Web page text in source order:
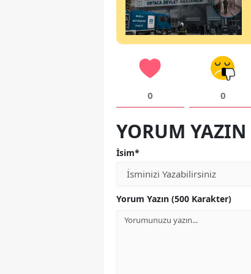
0 0
YORUM YAZIN
İsim*
Yorum Yazın (500 Karakter)